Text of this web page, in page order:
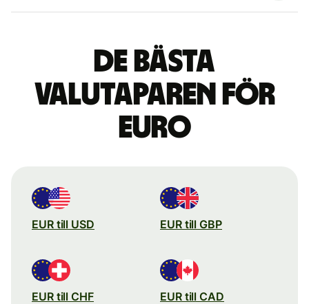
De bästa
valutaparen för
euro
EUR till USD EUR till GBP
EUR till CHF EUR till CAD